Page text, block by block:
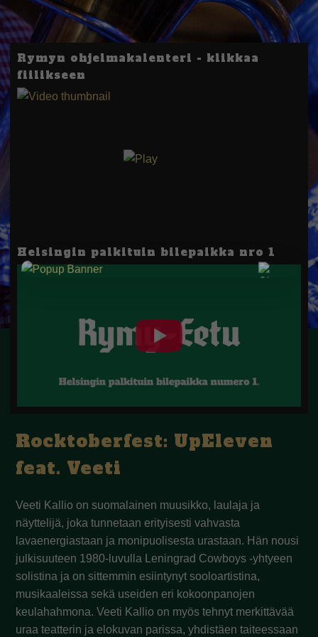
Rymyn ohjelmakalenteri - klikkaa
fiilikseen
Helsingin palkituin bilepaikka nro 1
Rocktoberfest: UpEleven
feat. Veeti
Veeti Kallio on suomalainen muusikko, laulaja ja
näyttelijä, joka tunnetaan erityisesti vahvasta
lavaenergiastaan ja monipuolisesta urastaan. Hän nousi
julkisuuteen 1980-luvulla Leningrad Cowboys -yhtyeen
solistina ja on sittemmin esiintynyt sooloartistina,
musikaaleissa sekä useiden eri kokoonpanojen
keulahahmona. Veeti Kallio on myös tehnyt merkittävää
uraa teatterin ja elokuvan parissa, yhdistäen taiteessaan